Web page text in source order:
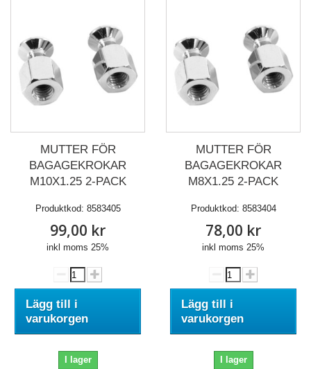
MUTTER FÖR
BAGAGEKROKAR
M10X1.25 2-PACK
Produktkod: 8583405
99,00 kr
inkl moms 25%
Lägg till i
varukorgen
I lager
MUTTER FÖR
BAGAGEKROKAR
M8X1.25 2-PACK
Produktkod: 8583404
78,00 kr
inkl moms 25%
Lägg till i
varukorgen
I lager